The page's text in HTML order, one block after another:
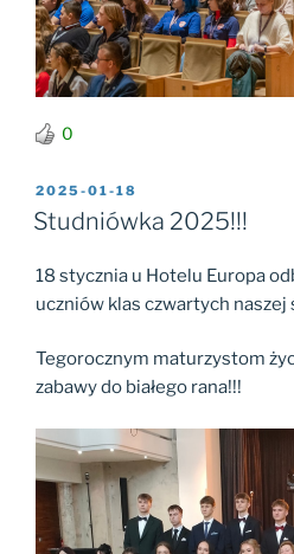
0
OPUBLIKOWANE
W
2025-01-18
Studniówka 2025!!!
18 stycznia u Hotelu Europa
uczniów klas czwartych naszej
Tegorocznym maturzystom
zabawy do białego rana!!!